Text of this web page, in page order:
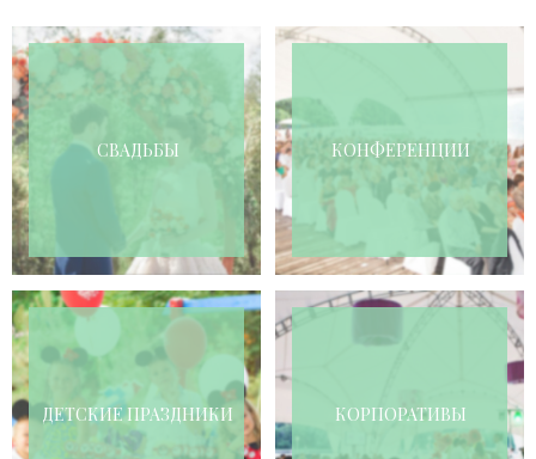
СВАДЬБЫ КОНФЕРЕНЦИИ
ДЕТСКИЕ ПРАЗДНИКИ КОРПОРАТИВЫ